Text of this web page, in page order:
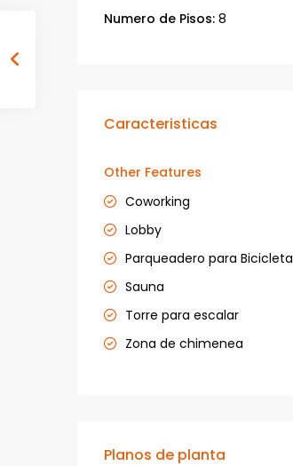
Numero de Pisos: 8
Caracteristicas
Other Features
Coworking
Lobby
Parqueadero para Bicicleta
Sauna
Torre para escalar
Zona de chimenea
Planos de planta